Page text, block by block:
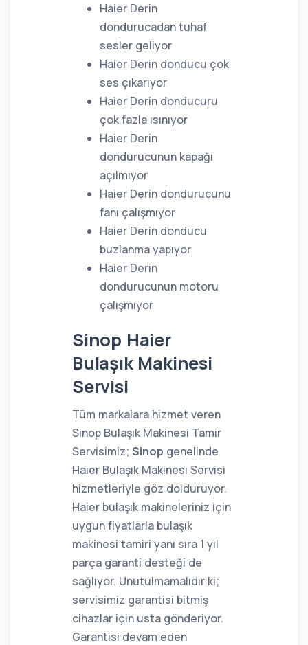
Haier Derin
dondurucadan tuhaf
sesler geliyor
Haier Derin donducu çok
ses çıkarıyor
Haier Derin donducuru
çok fazla ısınıyor
Haier Derin
dondurucunun kapağı
açılmıyor
Haier Derin dondurucunu
fanı çalışmıyor
Haier Derin donducu
buzlanma yapıyor
Haier Derin
dondurucunun motoru
çalışmıyor
Sinop Haier
Bulaşık Makinesi
Servisi
Tüm markalara hizmet veren
Sinop Bulaşık Makinesi Tamir
Servisimiz; Sinop genelinde
Haier Bulaşık Makinesi Servisi
hizmetleriyle göz dolduruyor.
Haier bulaşık makineleriniz için
uygun fiyatlarla bulaşık
makinesi tamiri yanı sıra 1 yıl
parça garanti desteği de
sağlıyor. Unutulmamalıdır ki;
servisimiz garantisi bitmiş
cihazlar için usta gönderiyor.
Garantisi devam eden